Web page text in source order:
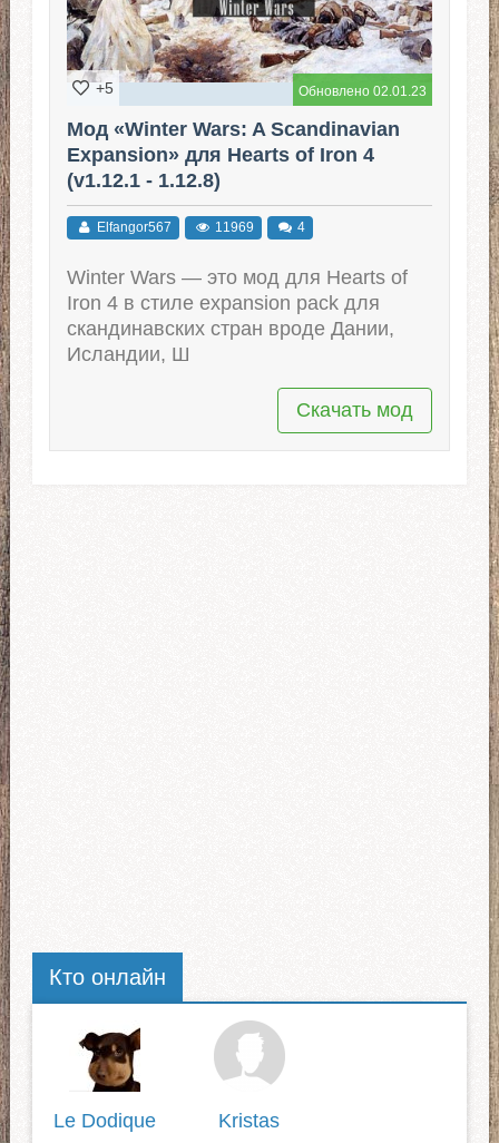
Обновлено 02.01.23
+5
Мод «Winter Wars: A Scandinavian
Expansion» для Hearts of Iron 4
(v1.12.1 - 1.12.8)
Elfangor567 11969 4
Winter Wars — это мод для Hearts of
Iron 4 в стиле expansion pack для
скандинавских стран вроде Дании,
Исландии, Ш
Скачать мод
Кто онлайн
Le Dodique Kristas